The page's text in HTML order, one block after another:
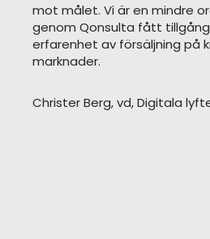
mot målet. Vi är en mindre
genom Qonsulta fått
erfarenhet av försäljning på
marknader.
Christer Berg, vd, Digitala